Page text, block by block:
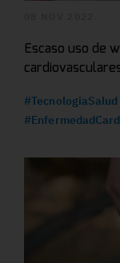
Escaso uso de
#TecnologiaSalud